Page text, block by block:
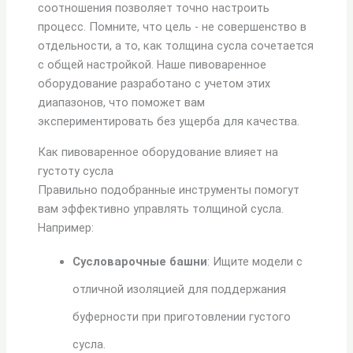
соотношения позволяет точно настроить
процесс. Помните, что цель - не совершенство в
отдельности, а то, как толщина сусла сочетается
с общей настройкой. Наше пивоваренное
оборудование разработано с учетом этих
диапазонов, что поможет вам
экспериментировать без ущерба для качества.
Как пивоваренное оборудование влияет на
густоту сусла
Правильно подобранные инструменты помогут
вам эффективно управлять толщиной сусла.
Например:
Сусловарочные башни: Ищите модели с
отличной изоляцией для поддержания
буферности при приготовлении густого
сусла.